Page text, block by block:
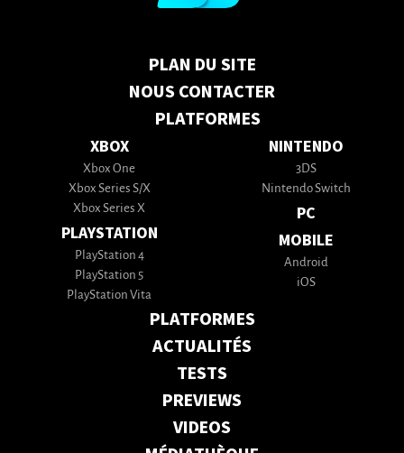
PLAN DU SITE
NOUS CONTACTER
PLATFORMES
XBOX
Xbox One
Xbox Series S/X
Xbox Series X
PLAYSTATION
PlayStation 4
PlayStation 5
PlayStation Vita
NINTENDO
3DS
Nintendo Switch
PC
MOBILE
Android
iOS
PLATFORMES
ACTUALITÉS
TESTS
PREVIEWS
VIDEOS